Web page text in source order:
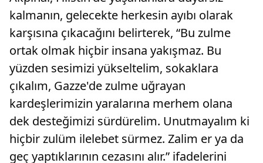
kalmanın, gelecekte herkesin ayıbı olarak
karşısına çıkacağını belirterek, “Bu zulme
ortak olmak hiçbir insana yakışmaz. Bu
yüzden sesimizi yükseltelim, sokaklara
çıkalım, Gazze'de zulme uğrayan
kardeşlerimizin yaralarına merhem olana
dek desteğimizi sürdürelim. Unutmayalım ki
hiçbir zulüm ilelebet sürmez. Zalim er ya da
geç yaptıklarının cezasını alır.” ifadelerini